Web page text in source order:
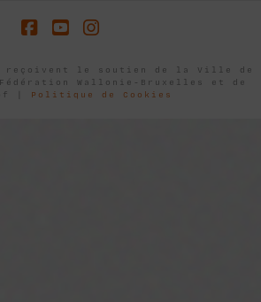
reçoivent le soutien de la Ville de
Wallonie-Bruxelles et de
| Politique de Cookies